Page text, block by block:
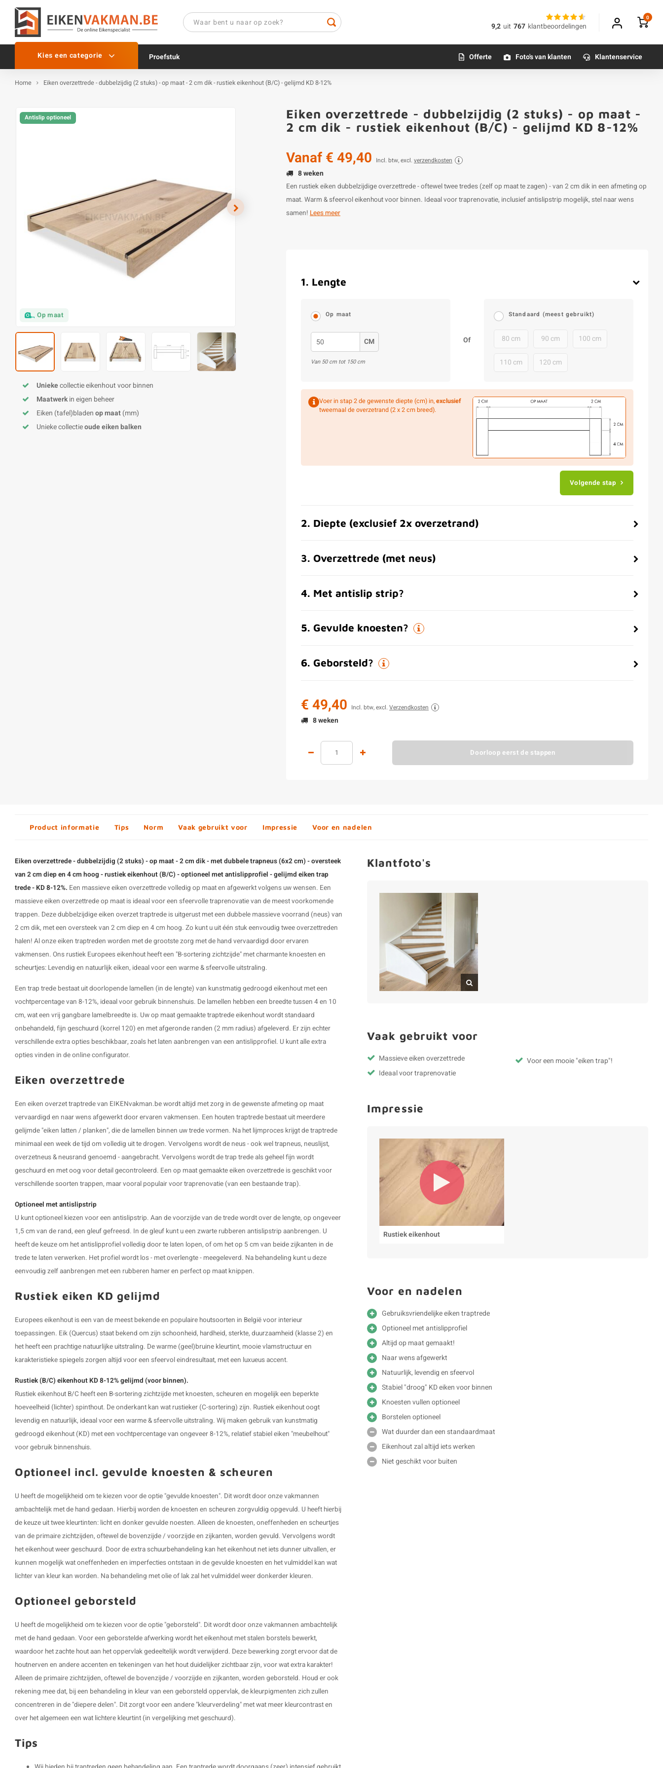
9,2 uit 767 klantbeoordelingen
0
Kies een categorie Proefstuk Offerte Foto's van klanten Klantenservice
Home Eiken overzettrede - dubbelzijdig (2 stuks) - op maat - 2 cm dik - rustiek eikenhout (B/C) - gelijmd KD 8-12%
Antislip optioneel
Op maat
Uniekecollectie eikenhout voor binnen
Maatwerkin eigen beheer
Eiken (tafel)bladenop maat(mm)
Unieke collectieoude eiken balken
Eiken overzettrede - dubbelzijdig (2 stuks) - op maat -
2 cm dik - rustiek eikenhout (B/C) - gelijmd KD 8-12%
Vanaf€ 49,40 Incl. btw, excl. verzendkosten
8 weken
Een rustiek eiken dubbelzijdige overzettrede - oftewel twee tredes (zelf op maat te zagen) - van 2 cm dik in een afmeting op
maat. Warm & sfeervol eikenhout voor binnen. Ideaal voor traprenovatie, inclusief antislipstrip mogelijk, stel naar wens
samen! Lees meer
1. Lengte
Op maat
CM
Van50cm tot 150cm
Of
Standaard (meest gebruikt)
80 cm 90 cm 100 cm
110 cm 120 cm
Voer in stap 2 de gewenste diepte (cm) in,exclusief
tweemaal de overzetrand (2 x 2 cm breed).
Volgende stap
2. Diepte (exclusief 2x overzetrand)
3. Overzettrede (met neus)
4. Met antislip strip?
5. Gevulde knoesten?
6. Geborsteld?
€ 49,40 Incl. btw, excl. Verzendkosten
8 weken
Doorloop eerst de stappen
Product informatie Tips Norm Vaak gebruikt voor Impressie Voor en nadelen
Eiken overzettrede - dubbelzijdig (2 stuks) - op maat - 2 cm dik - met dubbele trapneus (6x2 cm) - oversteek
van 2 cm diep en 4 cm hoog - rustiek eikenhout (B/C) - optioneel met antislipprofiel - gelijmd eiken trap
trede - KD 8-12%. Een massieve eiken overzettrede volledig op maat en afgewerkt volgens uw wensen. Een
massieve eiken overzettrede op maat is ideaal voor een sfeervolle traprenovatie van de meest voorkomende
trappen. Deze dubbelzijdigeeiken overzet traptrede is uitgerust met een dubbele massieve voorrand (neus) van
2 cm dik, met een oversteek van 2 cm diep en 4 cm hoog. Zo kunt u uit één stuk eenvoudig twee overzettreden
halen! Al onze eiken traptreden worden met de grootste zorg met de hand vervaardigd door ervaren
vakmensen. Ons rustiek Europees eikenhout heeft een "B-sortering zichtzijde" met charmante knoesten en
scheurtjes: Levendig en natuurlijk eiken, ideaal voor een warme & sfeervolle uitstraling.
Een trap trede bestaat uit doorlopende lamellen (in de lengte) van kunstmatig gedroogd eikenhout met een
vochtpercentage van 8-12%, ideaal voor gebruik binnenshuis. De lamellen hebben een breedte tussen 4 en 10
cm, wat een vrij gangbare lamelbreedte is. Uw op maat gemaaktetraptrede eikenhoutwordt standaard
onbehandeld, fijn geschuurd (korrel 120) en met afgeronde randen (2 mm radius) afgeleverd. Er zijn echter
verschillende extra opties beschikbaar, zoals het laten aanbrengen van een antislipprofiel. U kunt alle extra
opties vinden in de online configurator.
Eiken overzettrede
Een eiken overzet traptrede van EIKENvakman.be wordt altijd met zorg in de gewenste afmeting op maat
vervaardigd en naar wens afgewerkt door ervaren vakmensen. Een houten traptrede bestaat uit meerdere
gelijmde "eiken latten / planken", die de lamellen binnen uw trede vormen. Na het lijmproces krijgt de traptrede
minimaal een week de tijd om volledig uit te drogen. Vervolgens wordt de neus - ook wel trapneus, neuslijst,
overzetneus & neusrand genoemd - aangebracht. Vervolgens wordt de trap trede als geheel fijn wordt
geschuurd en met oog voor detail gecontroleerd. Een op maat gemaakte eiken overzettrede is geschikt voor
verschillende soorten trappen, maar vooral populair voor traprenovatie (van een bestaande trap).
Optioneel met antislipstrip
U kunt optioneel kiezen voor een antislipstrip. Aan de voorzijde van de trede wordt over de lengte, op ongeveer
1,5 cm van de rand, een gleuf gefreesd. In de gleuf kunt u een zwarte rubberen antislipstrip aanbrengen. U
heeft de keuze om het antislipprofiel volledig door te laten lopen, of om het op 5 cm van beide zijkanten in de
trede te laten verwerken. Het profiel wordt los - met overlengte - meegeleverd. Na behandeling kunt u deze
eenvoudig zelf aanbrengen met een rubberen hamer en perfect op maat knippen.
Rustiek eiken KD gelijmd
Europees eikenhout is een van de meest bekende en populaire houtsoorten in België voor interieur
toepassingen. Eik (Quercus) staat bekend om zijn schoonheid, hardheid, sterkte, duurzaamheid (klasse 2) en
het heeft een prachtige natuurlijke uitstraling. De warme (geel)bruine kleurtint, mooie vlamstructuur en
karakteristieke spiegels zorgen altijd voor een sfeervol eindresultaat, met een luxueus accent.
Rustiek (B/C) eikenhout KD 8-12% gelijmd (voor binnen).
Rustiek eikenhout B/C heeft een B-sortering zichtzijde met knoesten, scheuren en mogelijk een beperkte
hoeveelheid (lichter) spinthout. De onderkant kan wat rustieker (C-sortering) zijn. Rustiek eikenhout oogt
levendig en natuurlijk, ideaal voor een warme & sfeervolle uitstraling. Wij maken gebruik van kunstmatig
gedroogd eikenhout (KD) met een vochtpercentage van ongeveer 8-12%, relatief stabiel eiken "meubelhout"
voor gebruik binnenshuis.
Optioneel incl. gevulde knoesten & scheuren
U heeft de mogelijkheid om te kiezen voor de optie "gevulde knoesten". Dit wordt door onze vakmannen
ambachtelijk met de hand gedaan. Hierbij worden de knoesten en scheuren zorgvuldig opgevuld. U heeft hierbij
de keuze uit twee kleurtinten: licht en donker gevulde noesten. Alleen de knoesten, oneffenheden en scheurtjes
van de primaire zichtzijden, oftewel de bovenzijde / voorzijde en zijkanten, worden gevuld. Vervolgens wordt
het eikenhout weer geschuurd. Door de extra schuurbehandeling kan het eikenhout net iets dunner uitvallen, er
kunnen mogelijk wat oneffenheden en imperfecties ontstaan in de gevulde knoesten en het vulmiddel kan wat
lichter van kleur kan worden. Na behandeling met olie of lak zal het vulmiddel weer donkerder kleuren.
Optioneel geborsteld
U heeft de mogelijkheid om te kiezen voor de optie "geborsteld". Dit wordt door onze vakmannen ambachtelijk
met de hand gedaan. Voor een geborstelde afwerking wordt het eikenhout met stalen borstels bewerkt,
waardoor het zachte hout aan het oppervlak gedeeltelijk wordt verwijderd. Deze bewerking zorgt ervoor dat de
houtnerven en andere accenten en tekeningen van het hout duidelijker zichtbaar zijn, voor wat extra karakter!
Alleen de primaire zichtzijden, oftewel de bovenzijde / voorzijde en zijkanten, worden geborsteld. Houd er ook
rekening mee dat, bij een behandeling in kleur van een geborsteld oppervlak, de kleurpigmenten zich zullen
concentreren in de "diepere delen". Dit zorgt voor een andere "kleurverdeling" met wat meer kleurcontrast en
over het algemeen een wat lichtere kleurtint (in vergelijking met geschuurd).
Tips
Klantfoto's
Vaak gebruikt voor
Massieve eiken overzettrede
Ideaal voor traprenovatie
Voor een mooie "eiken trap"!
Impressie
Rustiek eikenhout
Voor en nadelen
Gebruiksvriendelijke eiken traptrede
Optioneel met antislipprofiel
Altijd op maat gemaakt!
Naar wens afgewerkt
Natuurlijk, levendig en sfeervol
Stabiel "droog" KD eiken voor binnen
Knoesten vullen optioneel
Borstelen optioneel
Wat duurder dan een standaardmaat
Eikenhout zal altijd iets werken
Niet geschikt voor buiten